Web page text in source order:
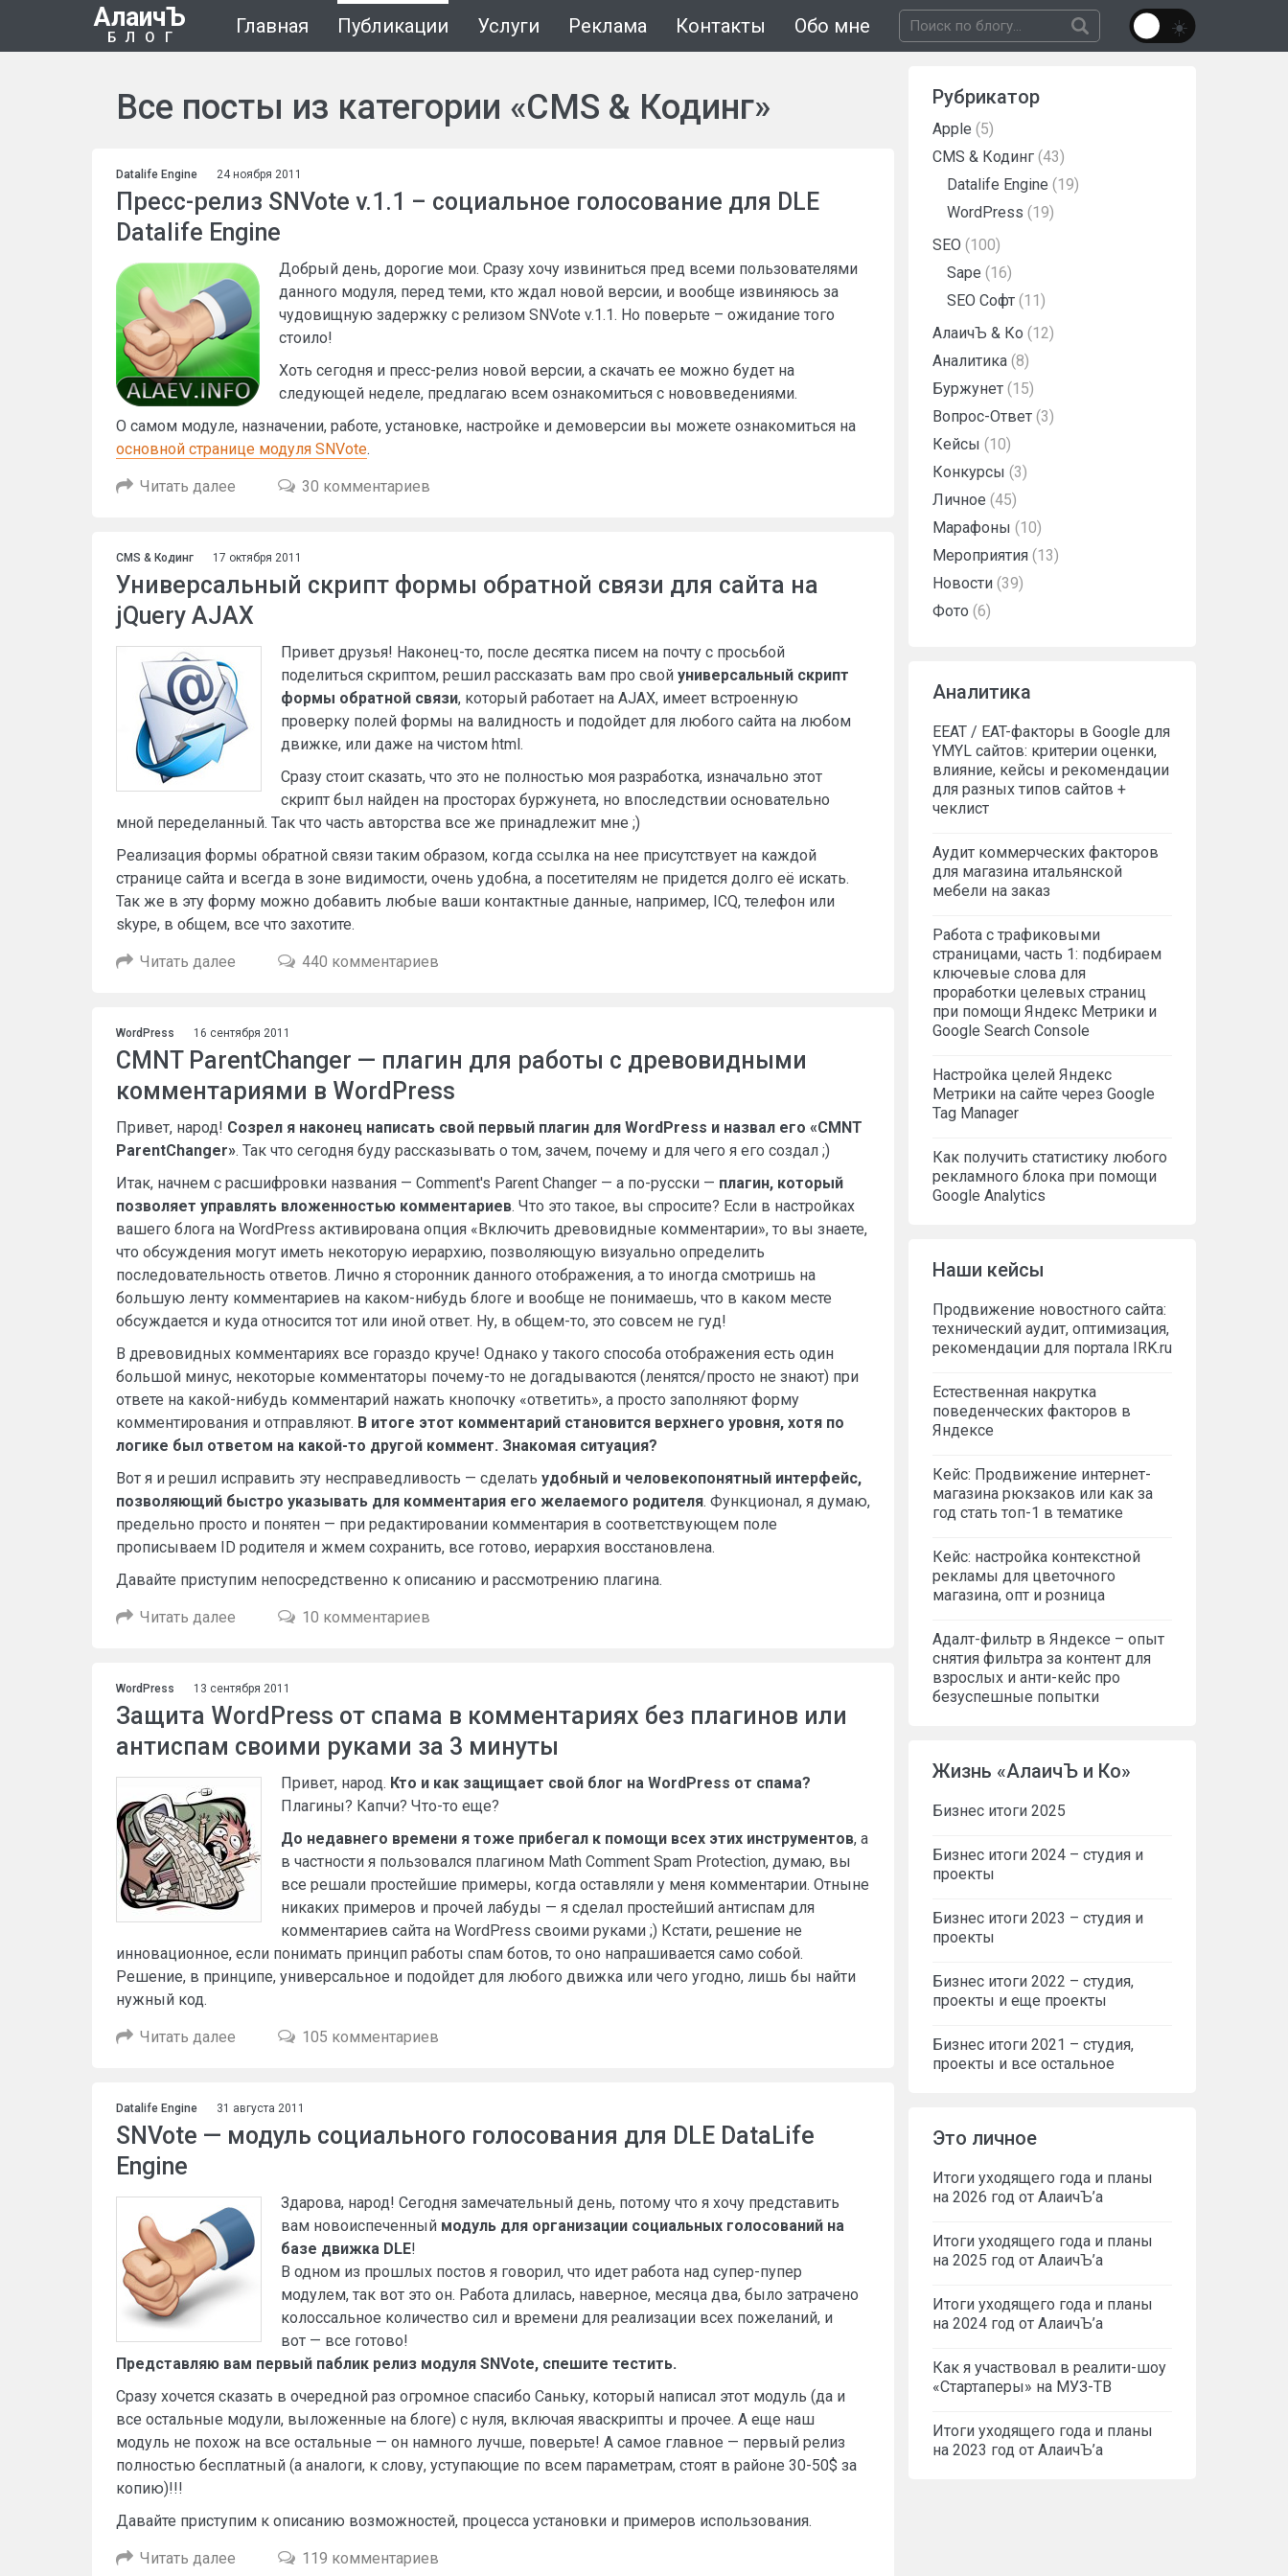
АлаичЪ
БЛОГ Главная Публикации Услуги Реклама Контакты Обо мне
Все посты из категории «CMS & Кодинг»
Datalife Engine 24 ноября 2011
Пресс-релиз SNVote v.1.1 – социальное голосование для DLE
Datalife Engine
Добрый день, дорогие мои. Сразу хочу извиниться пред всеми пользователями
данного модуля, перед теми, кто ждал новой версии, и вообще извиняюсь за
чудовищную задержку с релизом SNVote v.1.1. Но поверьте – ожидание того
стоило!
Хоть сегодня и пресс-релиз новой версии, а скачать ее можно будет на
следующей неделе, предлагаю всем ознакомиться с нововведениями.
О самом модуле, назначении, работе, установке, настройке и демоверсии вы можете ознакомиться на
основной странице модуля SNVote.
Читать далее 30 комментариев
CMS & Кодинг 17 октября 2011
Универсальный скрипт формы обратной связи для сайта на
jQuery AJAX
Привет друзья! Наконец-то, после десятка писем на почту с просьбой
поделиться скриптом, решил рассказать вам про свой универсальный скрипт
формы обратной связи, который работает на AJAX, имеет встроенную
проверку полей формы на валидность и подойдет для любого сайта на любом
движке, или даже на чистом html.
Сразу стоит сказать, что это не полностью моя разработка, изначально этот
скрипт был найден на просторах буржунета, но впоследствии основательно
мной переделанный. Так что часть авторства все же принадлежит мне ;)
Реализация формы обратной связи таким образом, когда ссылка на нее присутствует на каждой
странице сайта и всегда в зоне видимости, очень удобна, а посетителям не придется долго её искать.
Так же в эту форму можно добавить любые ваши контактные данные, например, ICQ, телефон или
skype, в общем, все что захотите.
Читать далее 440 комментариев
WordPress 16 сентября 2011
CMNT ParentChanger — плагин для работы с древовидными
комментариями в WordPress
Привет, народ! Созрел я наконец написать свой первый плагин для WordPress и назвал его «CMNT
ParentChanger». Так что сегодня буду рассказывать о том, зачем, почему и для чего я его создал ;)
Итак, начнем с расшифровки названия — Comment's Parent Changer — а по-русски — плагин, который
позволяет управлять вложенностью комментариев. Что это такое, вы спросите? Если в настройках
вашего блога на WordPress активирована опция «Включить древовидные комментарии», то вы знаете,
что обсуждения могут иметь некоторую иерархию, позволяющую визуально определить
последовательность ответов. Лично я сторонник данного отображения, а то иногда смотришь на
большую ленту комментариев на каком-нибудь блоге и вообще не понимаешь, что в каком месте
обсуждается и куда относится тот или иной ответ. Ну, в общем-то, это совсем не гуд!
В древовидных комментариях все гораздо круче! Однако у такого способа отображения есть один
большой минус, некоторые комментаторы почему-то не догадываются (ленятся/просто не знают) при
ответе на какой-нибудь комментарий нажать кнопочку «ответить», а просто заполняют форму
комментирования и отправляют. В итоге этот комментарий становится верхнего уровня, хотя по
логике был ответом на какой-то другой коммент. Знакомая ситуация?
Вот я и решил исправить эту несправедливость — сделать удобный и человекопонятный интерфейс,
позволяющий быстро указывать для комментария его желаемого родителя. Функционал, я думаю,
предельно просто и понятен — при редактировании комментария в соответствующем поле
прописываем ID родителя и жмем сохранить, все готово, иерархия восстановлена.
Давайте приступим непосредственно к описанию и рассмотрению плагина.
Читать далее 10 комментариев
WordPress 13 сентября 2011
Защита WordPress от спама в комментариях без плагинов или
антиспам своими руками за 3 минуты
Привет, народ. Кто и как защищает свой блог на WordPress от спама?
Плагины? Капчи? Что-то еще?
До недавнего времени я тоже прибегал к помощи всех этих инструментов, а
в частности я пользовался плагином Math Comment Spam Protection, думаю, вы
все решали простейшие примеры, когда оставляли у меня комментарии. Отныне
никаких примеров и прочей лабуды — я сделал простейший антиспам для
комментариев сайта на WordPress своими руками ;) Кстати, решение не
инновационное, если понимать принцип работы спам ботов, то оно напрашивается само собой.
Решение, в принципе, универсальное и подойдет для любого движка или чего угодно, лишь бы найти
нужный код.
Читать далее 105 комментариев
Datalife Engine 31 августа 2011
SNVote — модуль социального голосования для DLE DataLife
Engine
Здарова, народ! Сегодня замечательный день, потому что я хочу представить
вам новоиспеченный модуль для организации социальных голосований на
базе движка DLE!
В одном из прошлых постов я говорил, что идет работа над супер-пупер
модулем, так вот это он. Работа длилась, наверное, месяца два, было затрачено
колоссальное количество сил и времени для реализации всех пожеланий, и
вот — все готово!
Представляю вам первый паблик релиз модуля SNVote, спешите тестить.
Сразу хочется сказать в очередной раз огромное спасибо Саньку, который написал этот модуль (да и
все остальные модули, выложенные на блоге) с нуля, включая яваскрипты и прочее. А еще наш
модуль не похож на все остальные — он намного лучше, поверьте! А самое главное — первый релиз
полностью бесплатный (а аналоги, к слову, уступающие по всем параметрам, стоят в районе 30-50$ за
копию)!!!
Давайте приступим к описанию возможностей, процесса установки и примеров использования.
Читать далее 119 комментариев
Рубрикатор
Apple (5)
CMS & Кодинг (43)
Datalife Engine (19)
WordPress (19)
SEO (100)
Sape (16)
SEO Софт (11)
АлаичЪ & Ко (12)
Аналитика (8)
Буржунет (15)
Вопрос-Ответ (3)
Кейсы (10)
Конкурсы (3)
Личное (45)
Марафоны (10)
Мероприятия (13)
Новости (39)
Фото (6)
Аналитика
EEAT / EAT-факторы в Google для
YMYL сайтов: критерии оценки,
влияние, кейсы и рекомендации
для разных типов сайтов +
чеклист
Аудит коммерческих факторов
для магазина итальянской
мебели на заказ
Работа с трафиковыми
страницами, часть 1: подбираем
ключевые слова для
проработки целевых страниц
при помощи Яндекс Метрики и
Google Search Console
Настройка целей Яндекс
Метрики на сайте через Google
Tag Manager
Как получить статистику любого
рекламного блока при помощи
Google Analytics
Наши кейсы
Продвижение новостного сайта:
технический аудит, оптимизация,
рекомендации для портала IRK.ru
Естественная накрутка
поведенческих факторов в
Яндексе
Кейс: Продвижение интернет-
магазина рюкзаков или как за
год стать топ-1 в тематике
Кейс: настройка контекстной
рекламы для цветочного
магазина, опт и розница
Адалт-фильтр в Яндексе – опыт
снятия фильтра за контент для
взрослых и анти-кейс про
безуспешные попытки
Жизнь «АлаичЪ и Ко»
Бизнес итоги 2025
Бизнес итоги 2024 – студия и
проекты
Бизнес итоги 2023 – студия и
проекты
Бизнес итоги 2022 – студия,
проекты и еще проекты
Бизнес итоги 2021 – студия,
проекты и все остальное
Это личное
Итоги уходящего года и планы
на 2026 год от АлаичЪ’а
Итоги уходящего года и планы
на 2025 год от АлаичЪ’а
Итоги уходящего года и планы
на 2024 год от АлаичЪ’а
Как я участвовал в реалити-шоу
«Стартаперы» на МУЗ-ТВ
Итоги уходящего года и планы
на 2023 год от АлаичЪ’а